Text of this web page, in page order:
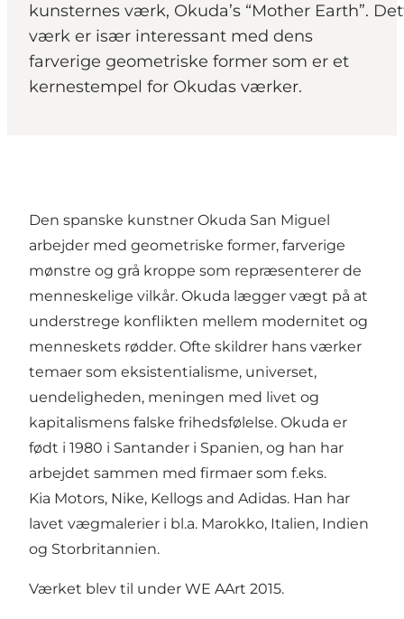
kunsternes værk, Okuda’s “Mother Earth”.
værk er især interessant med dens
farverige geometriske former som er et
kernestempel for Okudas værker.
Den spanske kunstner Okuda San Miguel
arbejder med geometriske former, farverige
mønstre og grå kroppe som repræsenterer de
menneskelige vilkår. Okuda lægger vægt på at
understrege konflikten mellem modernitet og
menneskets rødder. Ofte skildrer hans værker
temaer som eksistentialisme, universet,
uendeligheden, meningen med livet og
kapitalismens falske frihedsfølelse. Okuda er
født i 1980 i Santander i Spanien, og han har
arbejdet sammen med firmaer som f.eks.
Kia Motors, Nike, Kellogs and Adidas. Han har
lavet vægmalerier i bl.a. Marokko, Italien, Indien
og Storbritannien.
Værket blev til under WE AArt 2015.